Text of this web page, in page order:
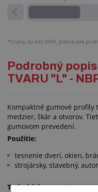
*) Ceny sú bez DPH, platné pre
Podrobný
TVARU "L" -
Kompaktné gumové
medzier, škár a otvorov.
gumovom prevedení.
Použitie:
tesnenie dverí, okien,
strojársky, stavebný,
Technické parametre: